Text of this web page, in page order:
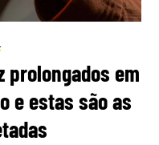
prolongados em
e estas são as